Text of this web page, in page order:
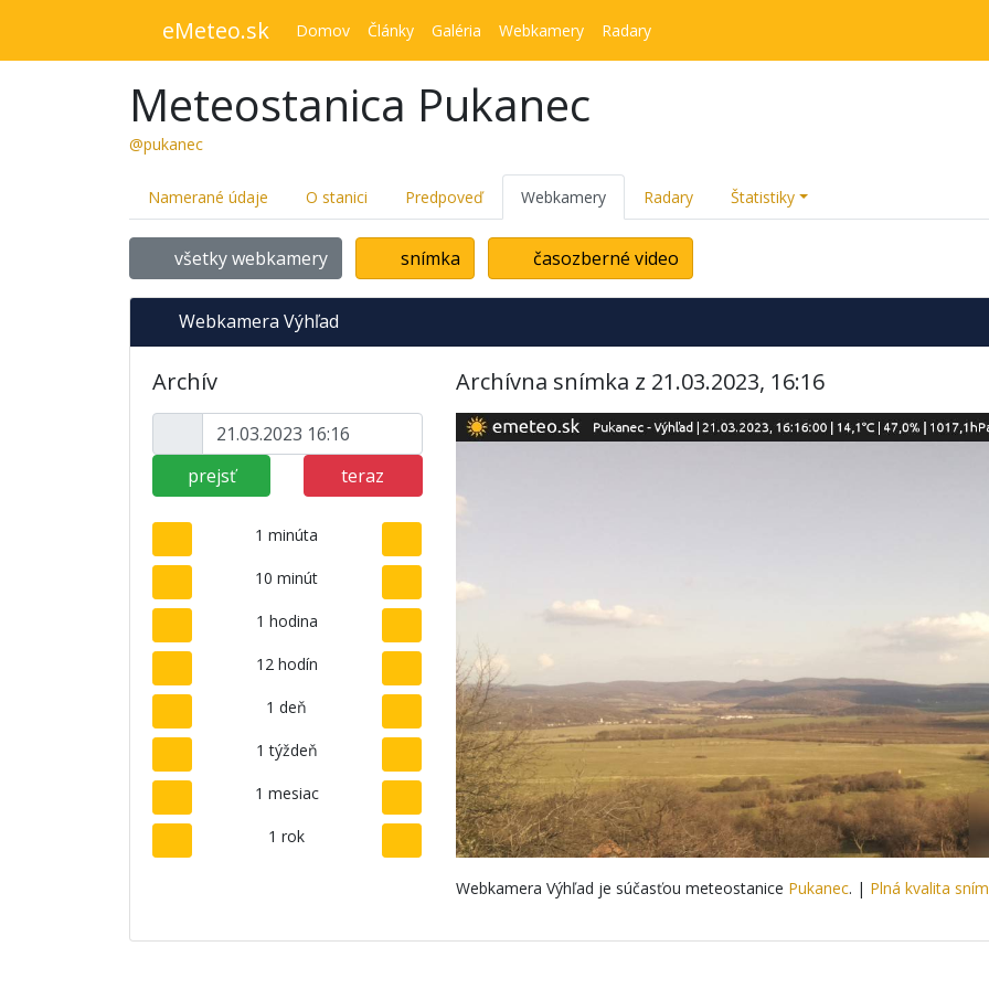
eMeteo.sk Domov Články Galéria Webkamery Radary
Meteostanica Pukanec
@pukanec
Namerané údaje O stanici Predpoveď Webkamery Radary Štatistiky
všetky webkamery snímka časozberné video
Webkamera Výhľad
Archív
prejsť teraz
1 minúta
10 minút
1 hodina
12 hodín
1 deň
1 týždeň
1 mesiac
1 rok
Archívna snímka z 21.03.2023, 16:16
Webkamera Výhľad je súčasťou meteostanice Pukanec. | Plná kvalita